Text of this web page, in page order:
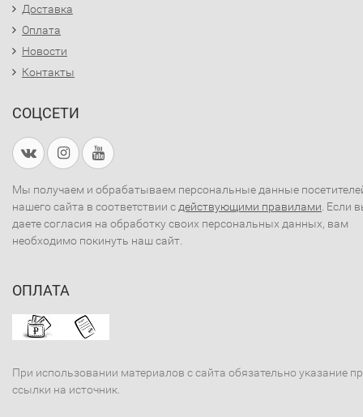
Доставка
Оплата
Новости
Контакты
СОЦСЕТИ
Мы получаем и обрабатываем персональные данные
нашего сайта в соответствии с действующими правилами . Если
даете согласия на обработку своих персональных данных, вам
необходимо покинуть наш сайт.
ОПЛАТА
При использовании материалов с сайта обязательно указание
ссылки на источник.